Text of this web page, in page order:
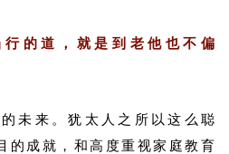
的道，就是到老他也不偏
未来。犹太人之所以这么聪
的成就，和高度重视家庭教育